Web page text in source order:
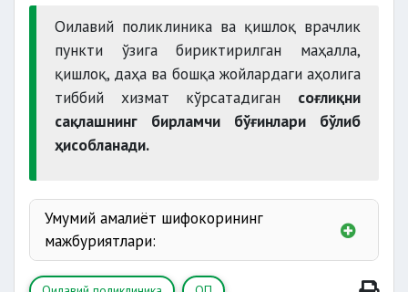
Оилавий поликлиника ва қишлоқ врачлик
пункти ўзига бириктирилган маҳалла,
қишлоқ, даҳа ва бошқа жойлардаги аҳолига
тиббий хизмат кўрсатадиган соғлиқни
сақлашнинг бирламчи бўғинлари бўлиб
ҳисобланади.
Умумий амалиёт шифокорининг
мажбуриятлари: